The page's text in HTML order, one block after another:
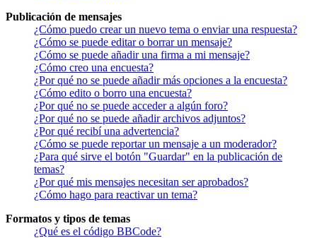
Publicación de mensajes
¿Cómo puedo crear un nuevo tema o enviar una respuesta?
¿Cómo se puede editar o borrar un mensaje?
¿Cómo se puede añadir una firma a mi mensaje?
¿Cómo creo una encuesta?
¿Por qué no se puede añadir más opciones a la encuesta?
¿Cómo edito o borro una encuesta?
¿Por qué no se puede acceder a algún foro?
¿Por qué no se puede añadir archivos adjuntos?
¿Por qué recibí una advertencia?
¿Cómo se puede reportar un mensaje a un moderador?
¿Para qué sirve el botón "Guardar" en la publicación de
temas?
¿Por qué mis mensajes necesitan ser aprobados?
¿Cómo hago para reactivar un tema?
Formatos y tipos de temas
¿Qué es el código BBCode?